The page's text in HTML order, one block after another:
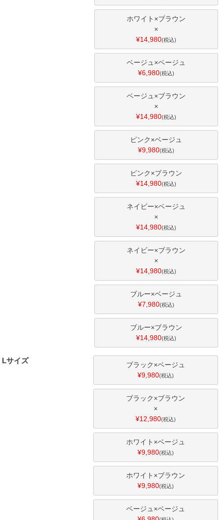
ホワイト×ブラウン
×
¥14,980 税込
ベージュ×ベージュ
¥6,980 税込
ベージュ×ブラウン
×
¥14,980 税込
ピンク×ベージュ
¥9,980 税込
ピンク×ブラウン
¥14,980 税込
ネイビー×ベージュ
×
¥14,980 税込
ネイビー×ブラウン
×
¥14,980 税込
ブルー×ベージュ
¥7,980 税込
ブルー×ブラウン
¥14,980 税込
Lサイズ
ブラック×ベージュ
¥9,980 税込
ブラック×ブラウン
×
¥12,980 税込
ホワイト×ベージュ
¥9,980 税込
ホワイト×ブラウン
¥9,980 税込
ベージュ×ベージュ